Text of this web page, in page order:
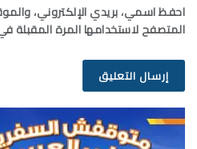
احفظ اسمي، بريدي الإلكتروني،
المتصفح لاستخدامها المرة المقبلة